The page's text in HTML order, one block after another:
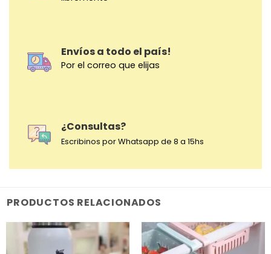
Envíos a todo el país!
Por el correo que elijas
¿Consultas?
Escribinos por Whatsapp de 8 a 15hs
PRODUCTOS RELACIONADOS